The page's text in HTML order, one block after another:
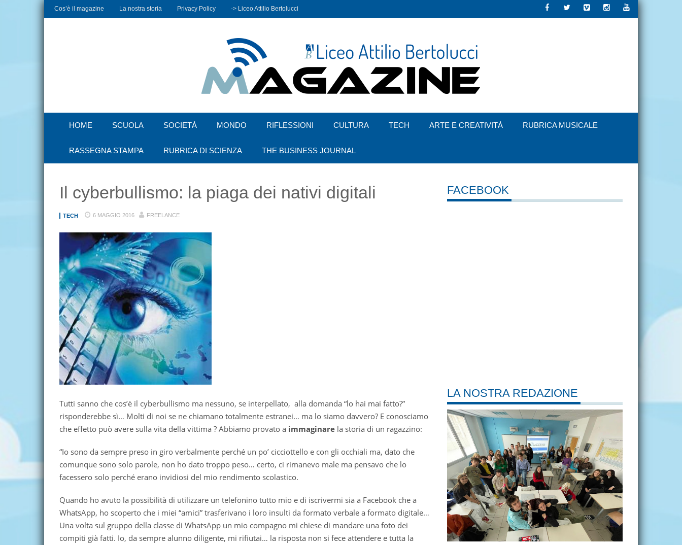
Cos’è il magazine La nostra storia Privacy Policy -> Liceo Attilio Bertolucci
HOME SCUOLA SOCIETÀ MONDO RIFLESSIONI CULTURA TECH ARTE E CREATIVITÀ RUBRICA MUSICALE
RASSEGNA STAMPA RUBRICA DI SCIENZA THE BUSINESS JOURNAL
Il cyberbullismo: la piaga dei nativi digitali
TECH 6 MAGGIO 2016 FREELANCE
Tutti sanno che cos’è il cyberbullismo ma nessuno, se interpellato, alla domanda “lo hai mai fatto?”
risponderebbe sì… Molti di noi se ne chiamano totalmente estranei… ma lo siamo davvero? E conosciamo
che effetto può avere sulla vita della vittima ? Abbiamo provato a immaginare la storia di un ragazzino:
“Io sono da sempre preso in giro verbalmente perché un po’ cicciottello e con gli occhiali ma, dato che
comunque sono solo parole, non ho dato troppo peso… certo, ci rimanevo male ma pensavo che lo
facessero solo perché erano invidiosi del mio rendimento scolastico.
Quando ho avuto la possibilità di utilizzare un telefonino tutto mio e di iscrivermi sia a Facebook che a
WhatsApp, ho scoperto che i miei “amici” trasferivano i loro insulti da formato verbale a formato digitale…
Una volta sul gruppo della classe di WhatsApp un mio compagno mi chiese di mandare una foto dei
compiti già fatti. Io, da sempre alunno diligente, mi rifiutai… la risposta non si fece attendere e tutta la
FACEBOOK
LA NOSTRA REDAZIONE